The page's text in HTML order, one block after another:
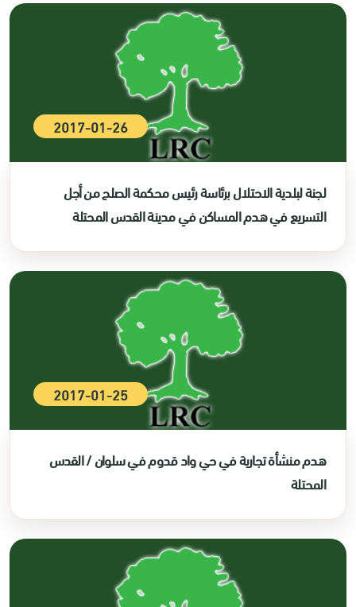
2017-01-26
لجنة لبلدية الاحتلال برئاسة رئيس محكمة الصلح من أجل
التسريع في هدم المساكن في مدينة القدس المحتلة
2017-01-25
هدم منشأة تجارية في حي واد قدوم في سلوان / القدس
المحتلة